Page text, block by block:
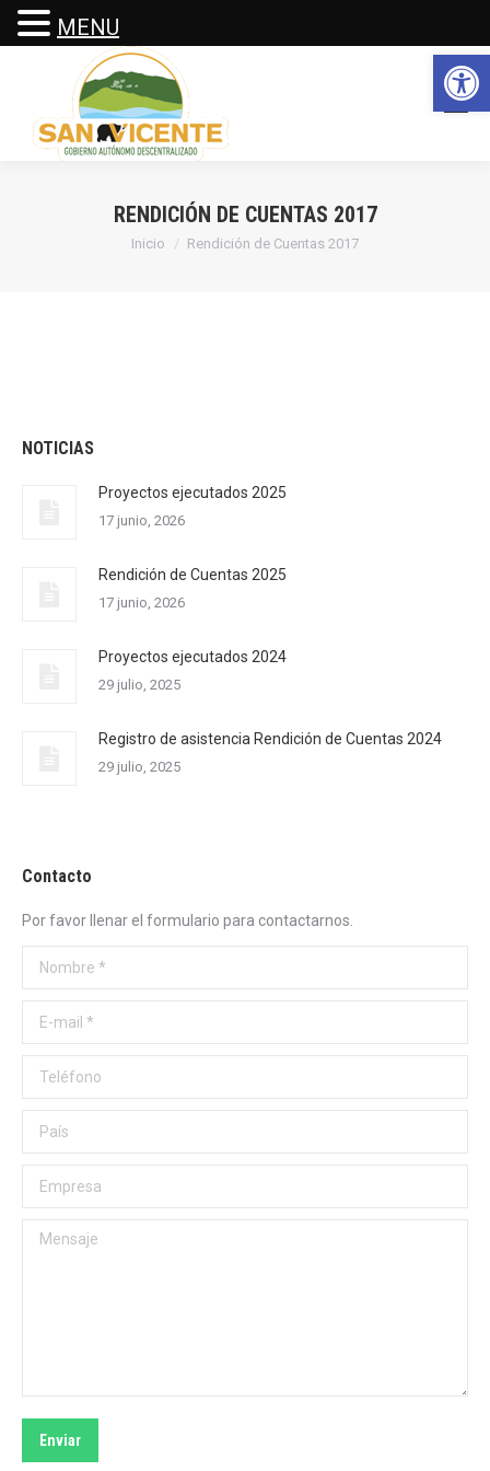
Abrir
RENDICIÓN DE CUENTAS 2017
Estás aquí:
Inicio Rendición de Cuentas 2017
NOTICIAS
Proyectos ejecutados 2025
17 junio, 2026
Rendición de Cuentas 2025
17 junio, 2026
Proyectos ejecutados 2024
29 julio, 2025
Registro de asistencia Rendición de Cuentas 2024
29 julio, 2025
Contacto
Por favor llenar el formulario para contactarnos.
Nombre *
E-mail *
Teléfono
País
Empresa
Mensaje
Enviar
MENU